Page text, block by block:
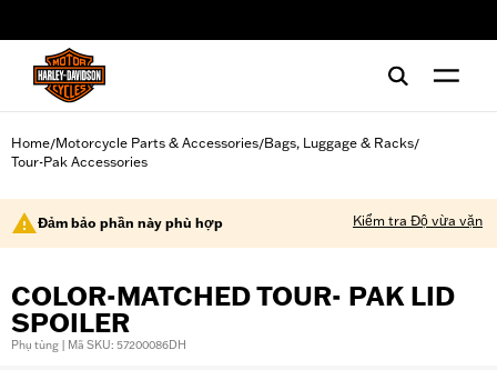
Home/Motorcycle Parts & Accessories/Bags, Luggage & Racks/
Tour-Pak Accessories
Đảm bảo phần này phù hợp Kiểm tra Độ vừa vặn
COLOR-MATCHED TOUR- PAK LID
SPOILER
Phụ tùng | Mã SKU: 57200086DH